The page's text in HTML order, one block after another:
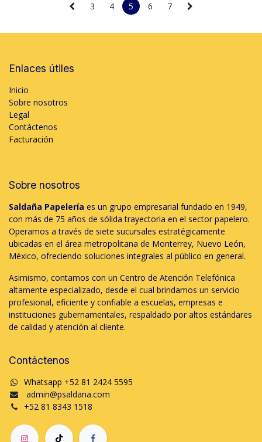
3 4 5 6 7
Enlaces útiles
Inicio
Sobre nosotros
Legal
Contáctenos
Facturación
Sobre nosotros
Saldaña Papelería es un grupo empresarial fundado en 1949,
con más de 75 años de sólida trayectoria en el sector papelero.
Operamos a través de siete sucursales estratégicamente
ubicadas en el área metropolitana de Monterrey, Nuevo León,
México, ofreciendo soluciones integrales al público en general.
Asimismo, contamos con un Centro de Atención Telefónica
altamente especializado, desde el cual brindamos un servicio
profesional, eficiente y confiable a escuelas, empresas e
instituciones gubernamentales, respaldado por altos estándares
de calidad y atención al cliente.
Contáctenos
Whatsapp +52 81 2424 5595
admin@psaldana.com
+52 81 8343 1518